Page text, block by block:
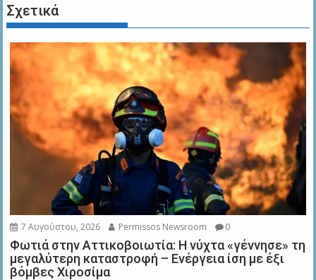
Σχετικά
7 Αυγούστου, 2026 Permissos Newsroom 0
Φωτιά στην Αττικοβοιωτία: Η νύχτα «γέννησε» τη
μεγαλύτερη καταστροφή – Ενέργεια ίση με έξι
βόμβες Χιροσίμα